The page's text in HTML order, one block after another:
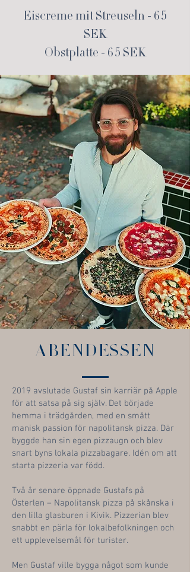
Eiscreme mit Streuseln - 65
SEK
Obstplatte - 65 SEK
ABENDESSEN
2019 avslutade Gustaf sin karriär på Apple
för att satsa på sig själv. Det började
hemma i trädgården, med en smått
manisk passion för napolitansk pizza. Där
byggde han sin egen pizzaugn och blev
snart byns lokala pizzabagare. Idén om att
starta pizzeria var född.
Två år senare öppnade Gustafs på
Österlen – Napolitansk pizza på skånska i
den lilla glasburen i Kivik. Pizzerian blev
snabbt en pärla för lokalbefolkningen och
ett upplevelsemål för turister.
Men Gustaf ville bygga något som kunde